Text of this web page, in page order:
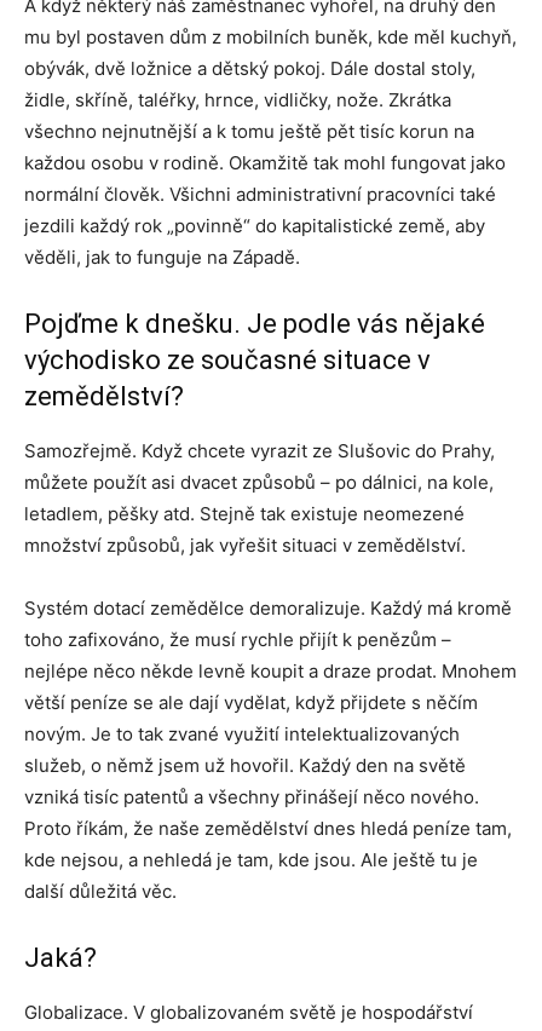
A když některý náš zaměstnanec vyhořel, na druhý den
mu byl postaven dům z mobilních buněk, kde měl kuchyň,
obývák, dvě ložnice a dětský pokoj. Dále dostal stoly,
židle, skříně, taléřky, hrnce, vidličky, nože. Zkrátka
všechno nejnutnější a k tomu ještě pět tisíc korun na
každou osobu v rodině. Okamžitě tak mohl fungovat jako
normální člověk. Všichni administrativní pracovníci také
jezdili každý rok „povinně“ do kapitalistické země, aby
věděli, jak to funguje na Západě.
Pojďme k dnešku. Je podle vás nějaké
východisko ze současné situace v
zemědělství?
Samozřejmě. Když chcete vyrazit ze Slušovic do Prahy,
můžete použít asi dvacet způsobů – po dálnici, na kole,
letadlem, pěšky atd. Stejně tak existuje neomezené
množství způsobů, jak vyřešit situaci v zemědělství.
Systém dotací zemědělce demoralizuje. Každý má kromě
toho zafixováno, že musí rychle přijít k penězům –
nejlépe něco někde levně koupit a draze prodat. Mnohem
větší peníze se ale dají vydělat, když přijdete s něčím
novým. Je to tak zvané využití intelektualizovaných
služeb, o němž jsem už hovořil. Každý den na světě
vzniká tisíc patentů a všechny přinášejí něco nového.
Proto říkám, že naše zemědělství dnes hledá peníze tam,
kde nejsou, a nehledá je tam, kde jsou. Ale ještě tu je
další důležitá věc.
Jaká?
Globalizace. V globalizovaném světě je hospodářství